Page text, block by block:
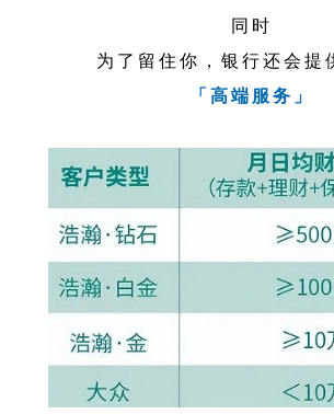
同时
为了留住你，银行还会提
「高端服务」